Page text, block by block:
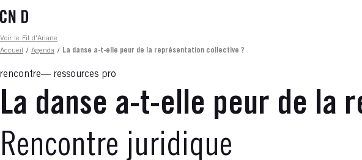
au
principal
Fil d'ariane
Voir le Fil d'Ariane
Accueil
/ Agenda / La danse a-t-elle peur de la représentation collective ?
rencontre ressources pro
La danse a-t-elle peur de la
Rencontre juridique